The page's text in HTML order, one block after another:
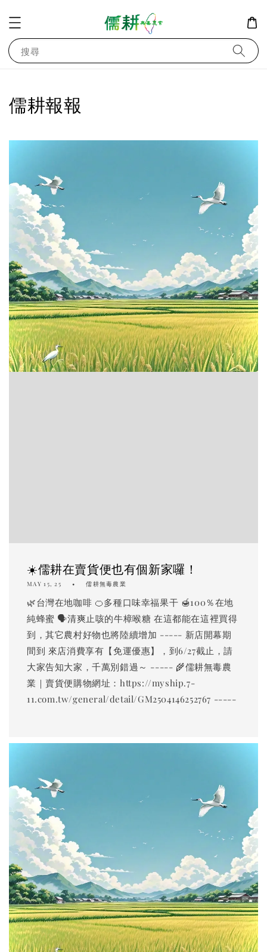
搜尋
儒耕報報
☀️儒耕在賣貨便也有個新家囉！
MAY 15, 25 儒耕無毒農業
🌿台灣在地咖啡 🍊多種口味幸福果干 🍯100％在地
純蜂蜜 🗣️清爽止咳的牛樟喉糖 在這都能在這裡買得
到，其它農村好物也將陸續增加 ----- 新店開幕期
間到 來店消費享有【免運優惠】，到6/27截止，請
大家告知大家，千萬別錯過～ ----- 🌾儒耕無毒農
業｜賣貨便購物網址：https://myship.7-
11.com.tw/general/detail/GM2504146252767 -----